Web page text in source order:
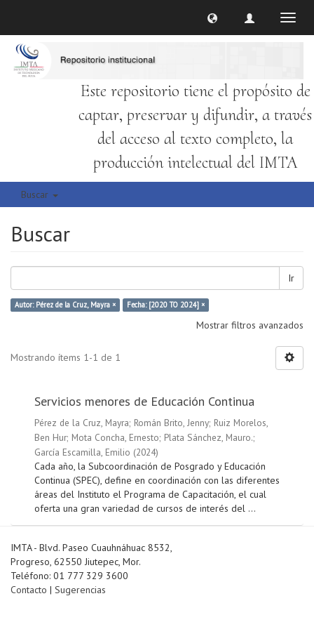
Este repositorio tiene el propósito de
captar, preservar y difundir, a través
del acceso al texto completo, la
producción intelectual del IMTA
Buscar
Buscar
Ir
Autor: Pérez de la Cruz, Mayra × Fecha: [2020 TO 2024] ×
Mostrar filtros avanzados
Mostrando ítems 1-1 de 1
Servicios menores de Educación Continua
Pérez de la Cruz, Mayra; Román Brito, Jenny; Ruiz Morelos,
Ben Hur; Mota Concha, Ernesto; Plata Sánchez, Mauro.;
García Escamilla, Emilio (2024)
Cada año, la Subcoordinación de Posgrado y Educación
Continua (SPEC), define en coordinación con las diferentes
áreas del Instituto el Programa de Capacitación, el cual
oferta una gran variedad de cursos de interés del ...
IMTA - Blvd. Paseo Cuauhnáhuac 8532,
Progreso, 62550 Jiutepec, Mor.
Teléfono: 01 777 329 3600
Contacto | Sugerencias